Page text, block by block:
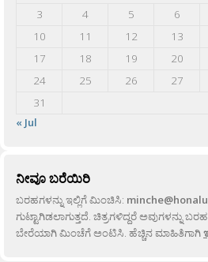
3
4 5 6
10
11 12 13
17
18 19 20
24
25 26 27
31
« Jul
ನೀವೂ ಬರೆಯಿರಿ
ಬರಹಗಳನ್ನು ಇಲ್ಲಿಗೆ ಮಿಂಚಿಸಿ:
ಗುಟ್ಟಾಗಿಡಲಾಗುತ್ತದೆ. ಚಿತ್ರಗಳಿದ್ದರೆ ಅವುಗಳನ್ನು
ಬೇರೆಯಾಗಿ ಮಿಂಚೆಗೆ ಅಂಟಿಸಿ. ಹೆಚ್ಚಿನ ಮಾಹಿತಿಗಾಗಿ